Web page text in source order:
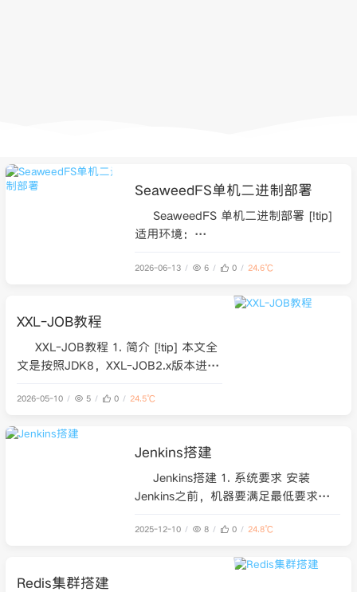
SeaweedFS单机二进制部署
SeaweedFS 单机二进制部署 [!tip]
适用环境：
器，二进制部署，启用 S3 兼容 API。
Apache 2.0(商业友好，无 AGPL 约
2026-06-13 6 0 24.6℃
XXL-JOB教程
XXL-JOB教程 1. 简介 [!tip] 本文全
文是按照JDK8，XXL-JOB2.x版本进行
分布式任务调度平台，由许雪里（大众
是： 轻量级、易上手 支持分布式集群
部署 提供可视化管理界面 支持弹性扩
2026-05-10 5 0 24.5℃
Jenkins搭建
Jenkins搭建 1. 系统要求 安装
Jenkins之前，机器要满足最低要求配
荐，小团队满足4H8G就可以了。如果
是内存给大点。 2. Jenkins下载
2025-12-10 8 0 24.8℃
Redis集群搭建